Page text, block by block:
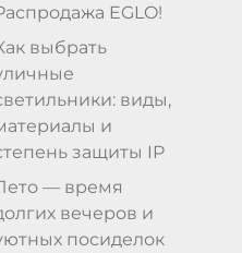
EGLO!
выбрать
виды,
и
защиты IP
— время
вечеров и
посиделок